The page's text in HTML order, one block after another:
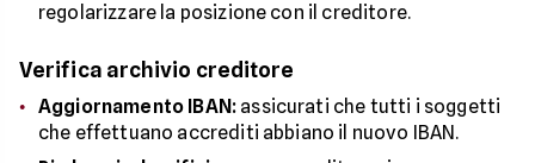
regolarizzare la posizione con il creditore.
Verifica archivio creditore
Aggiornamento IBAN: assicurati che tutti i soggetti
che effettuano accrediti abbiano il nuovo IBAN.